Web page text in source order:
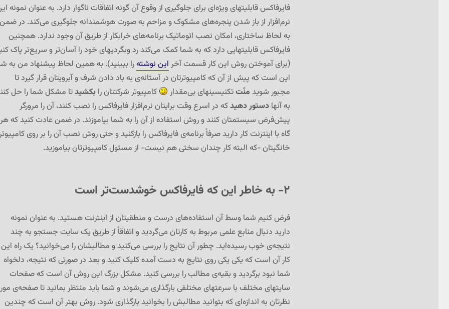
فایرفاکس قابلیتهای ویژه‌ای برای جلوگیری از وقوع آن گونه اتفاقات ناگوار دارد. به عنوان نمونه
نرم‌افزار از باز شدن پنجره‌های مشکوک و مزاحم به صورت هوشمندانه جلوگیری می‌کند. در ضمن
به لحاظ ساختاری، امکان نصب اتوماتیک برنامه‌های خرابکار از طریق آن وجود ندارد. همچنین
فایرفاکس قابلیتهایی دارد که به شما کمک می‌کند رد وبگردیهای خود را آسان‌تر و سریع‌تر پاک
(برای آموختن روش این کار قسمت آخر این نوشتهرا ببینید). به همین لحاظ پیشنهاد من به
این است که پیش از آن که کامپیوترتان در آستانه‌ی به باد دادن شرف و آبرویتان قرار گیرد تا
مجبور شوید منّتتکنیسینهای بی‌مقدار کامپیوتر شرکتتان رابکشیدتا مشکل شما را حل
به آنها دستور دهیدکه در اسرع وقت برایتان نرم‌افزار فایرفاکس را نصب کنند، آن را مرورگر
پیش‌فرض سیستمتان کنند و روش استفاده از آن را به شما بیاموزند. در ضمن عادت کنید که هر
گاه با اینترنت کار دارید صرفاً برنامه‌ی فایرفاکس را بازکنید و حتی روش نصب آن را بر روی
خانگیتان -که البته کار چندان سختی هم نیست- از مسئول کامپیوترتان بیاموزید.
۲- به خاطر این که فایرفاکس خوشدست‌تر است
فرض کنیم شما وسط آن استفاده‌های درست و منطقیتان از اینترنت هستید. به عنوان نمونه
دارید دنبال منابع علمی مربوط به کارتان می‌گردید و اتفاقاً از طریق یک سایت جستجو به چند
نتیجه‌ی خوب رسیده‌اید. چطور آن نتایج را بررسی می‌کنید و مطالبشان را می‌خوانید؟ یک راه این
کار آن است که یکی یکی روی نتایج به دست آمده کلیک کنید و بعد در صورتی که نتیجه، دلخواه
شما نبود برگردید و بقیه‌ی مطالب را بررسی کنید. مشکل بزرگ این روش آن است که صفحات
سایتهای مختلف با سرعتهای مختلفی بارگذاری می‌شوند و شما باید منتظر بمانید تا صفحه‌ی
نظرتان به اندازه‌ای که بتوانید مطالبش را بخوانید بارگذاری شود. روش بهتر آن است که چندین